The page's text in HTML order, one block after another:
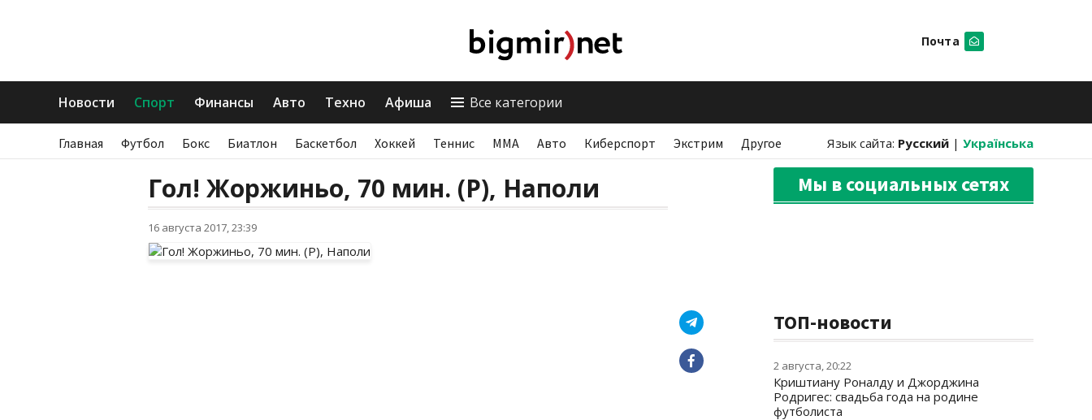
Почта
Новости Спорт Финансы Авто Техно Афиша Все категории
Главная Футбол Бокс Биатлон Баскетбол Хоккей Теннис ММА Авто Киберспорт Экстрим Другое Язык сайта: Русский | Українська
Гол! Жоржиньо, 70 мин. (P), Наполи
16 августа 2017, 23:39
Мы в социальных сетях
ТОП-новости
2 августа, 20:22
Криштиану Роналду и Джорджина
Родригес: свадьба года на родине
футболиста